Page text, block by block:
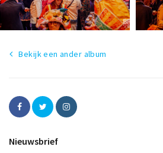
Bekijk een ander album
Nieuwsbrief